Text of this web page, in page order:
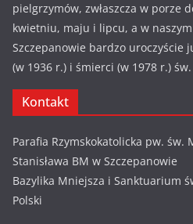
pielgrzymów, zwłaszcza w porze
kwietniu, maju i lipcu, a w
Szczepanowie bardzo uroczyście
(w 1936 r.) i śmierci (w 1978 r.) św.
Kontakt
Parafia Rzymskokatolicka pw. św.
Stanisława BM w Szczepanowie
Bazylika Mniejsza i Sanktuarium
Polski